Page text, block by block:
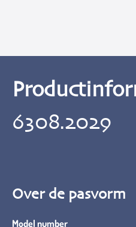
6308.2029
Over de pasvorm
Model number